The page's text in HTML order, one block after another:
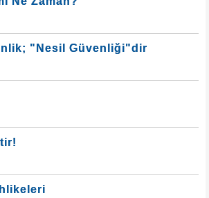
"Nesil Güvenliği"dir